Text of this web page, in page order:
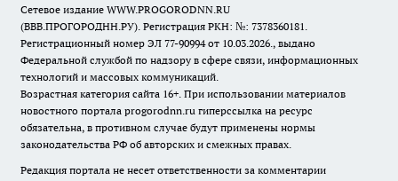
Сетевое издание WWW.PROGORODNN.RU
(ВВВ.ПРОГОРОДНН.РУ). Регистрация РКН: №: 7378360181.
Регистрационный номер ЭЛ 77-90994 от 10.03.2026., выдано
Федеральной службой по надзору в сфере связи, информационных
технологий и массовых коммуникаций.
Возрастная категория сайта 16+. При использовании материалов
новостного портала progorodnn.ru гиперссылка на ресурс
обязательна, в противном случае будут применены нормы
законодательства РФ об авторских и смежных правах.
Редакция портала не несет ответственности за комментарии